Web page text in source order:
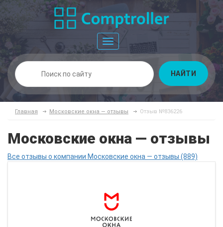
Toggle
navigation
НАЙТИ
Главная Московские окна — отзывы Отзыв №836226
Московские окна — отзывы
Все отзывы о компании Московские окна — отзывы (889)